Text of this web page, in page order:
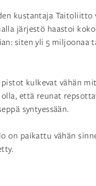
kustantaja Taitoliitto
järjestö haastoi
siten yli 5 miljoonaa
kulkevat vähän
että reunat
syntyessään.
on paikattu vähän